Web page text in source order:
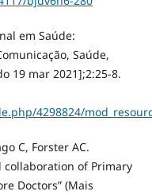
em Saúde:
Saúde,
19 mar 2021];2:25-8.
4298824/
C, Forster AC.
of Primary
Doctors” (Mais